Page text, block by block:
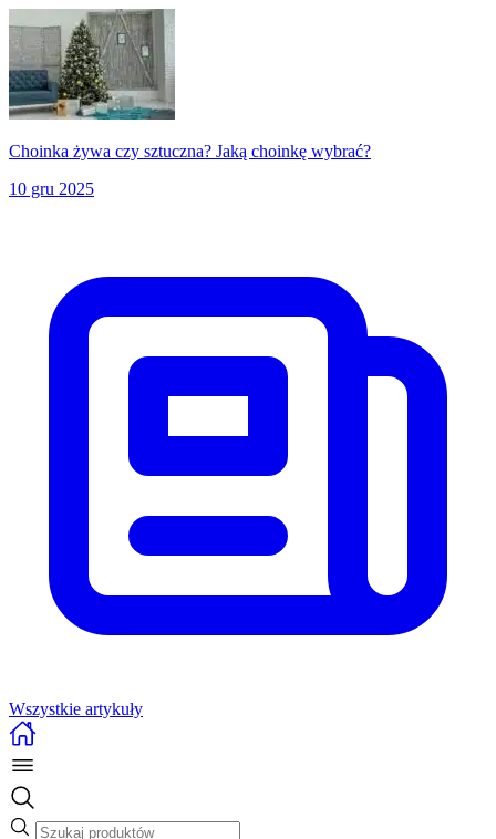
Choinka żywa czy sztuczna? Jaką choinkę wybrać?
10 gru 2025
Wszystkie artykuły